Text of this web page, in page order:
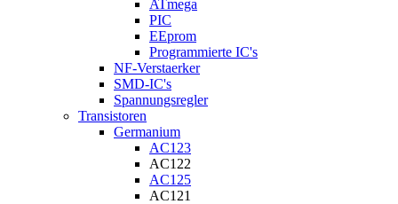
ATmega
PIC
EEprom
Programmierte IC's
NF-Verstaerker
SMD-IC's
Spannungsregler
Transistoren
Germanium
AC123
AC122
AC125
AC121